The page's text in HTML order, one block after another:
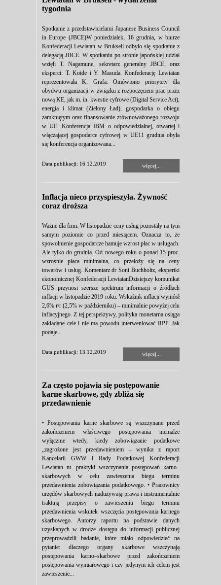
tygodnia
Spotkanie z przedstawicielami Japanese Business Council
in Europe (JBCE)W poniedziałek, 16 grudnia, w biurze
Konfederacji Lewiatan w Brukseli odbyło się spotkanie z
delegacją JBCE. W spotkaniu po stronie japońskiej udział
wzięli T. Nagamune, sekretarz generalny JBCE, oraz
eksperci: T. Koide i Y. Masuda. Konfederację Lewiatan
reprezentowała K. Grafa. Omówiono priorytety dla
obydwu organizacji w związku z rozpoczęciem prac przez
nową KE, jak m. in. kwestie cyfrowe (Digital Service Act),
energia i klimat (Zielony Ład), gospodarka o obiegu
zamkniętym oraz finansowanie zrównoważonego rozwoju
w UE. Konferencja IBM o odpowiedzialnej, otwartej i
włączającej gospodarce cyfrowej w UE11 grudnia obyła
się konferencja organizowana...
Data publikacji: 16.12.2019 więcej...
Inflacja nieco przyspieszyła. Żywność
coraz droższa
Ważne dla firm: W listopadzie ceny usług pozostały na tym
samym poziomie co przed miesiącem. Oznacza to, że
spowolnienie gospodarcze hamuje wzrost płac w usługach.
Ale tylko do grudnia. Od nowego roku o ponad 15 proc.
wzrośnie płaca minimalna, co przełoży się na ceny
towarów i usług. Komentarz dr Soni Buchholtz, ekspertki
ekonomicznej Konfederacji LewiatanDzisiejszy komunikat
GUS przynosi szersze spektrum informacji o źródłach
inflacji w listopadzie 2019 roku. Wskaźnik inflacji wyniósł
2,6% r/r (2,5% w październiku) – minimalnie powyżej celu
inflacyjnego. Z tej perspektywy, polityka monetarna osiąga
zakładane cele i nie ma powodu interweniować RPP. Jak
podaje...
Data publikacji: 13.12.2019 więcej...
Za często pojawia się postępowanie
karne skarbowe, gdy zbliża się
przedawnienie
• Postępowania karne skarbowe są wszczynane przed
zakończeniem właściwego postępowania niemalże
wyłącznie wtedy, kiedy zobowiązanie podatkowe
„zagrożone jest przedawnieniem – wynika z raport
Kancelarii GWW i Rady Podatkowej Konfederacji
Lewiatan nt. praktyki wszczynania postępowań karno–
skarbowych w celu zawieszenia biegu terminu
przedawnienia zobowiązania podatkowego. • Pracownicy
urzędów skarbowych nadużywają prawa i instrumentalnie
traktują przepisy o zawieszeniu biegu terminu
przedawnienia wskutek wszczęcia postępowania karnego
skarbowego. Autorzy raportu na podstawie danych
uzyskanych w drodze dostępu do informacji publicznej
przeprowadzili badanie, które miało odpowiedzieć na
pytanie: dlaczego organy skarbowe wszczynają
postępowania karno–skarbowe przed zakończeniem
postępowania wymiarowego i czy jedynym ich celem jest
zawieszenie...